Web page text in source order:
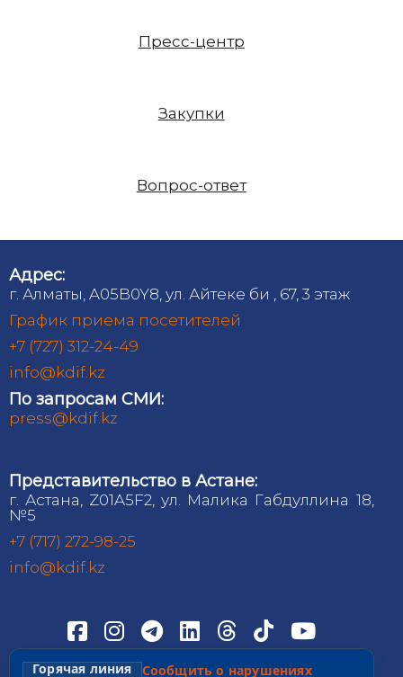
Пресс-центр
Закупки
Вопрос-ответ
Адрес:
г. Алматы, A05B0Y8, ул. Айтеке би , 67, 3 этаж
График приема посетителей
+7 (727) 312-24-49
info@kdif.kz
По запросам СМИ:
press@kdif.kz
Представительство в Астане:
г. Астана, Z01A5F2, ул. Малика Габдуллина 18,
№5
+7 (717) 272-98-25
info@kdif.kz
Горячая линия Сообщить о нарушениях